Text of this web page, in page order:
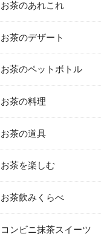
お茶のあれこれ
お茶のデザート
お茶のペットボトル
お茶の料理
お茶の道具
お茶を楽しむ
お茶飲みくらべ
コンビニ抹茶スイーツ